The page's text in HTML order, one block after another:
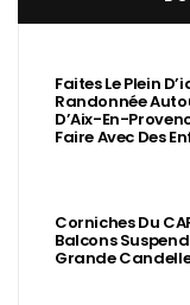
Faites Le Plein
Randonnée
D’Aix-En-
Faire Avec Des
Corniches Du
Balcons
Grande